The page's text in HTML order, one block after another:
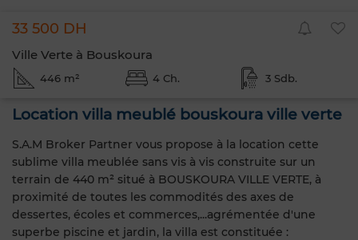
33 500 DH
Ville Verte à Bouskoura
446 m² 4 Ch. 3 Sdb.
Location villa meublé bouskoura ville verte
S.A.M Broker Partner vous propose à la location cette
sublime villa meublée sans vis à vis construite sur un
terrain de 440 m² situé à BOUSKOURA VILLE VERTE, à
proximité de toutes les commodités des axes de
dessertes, écoles et commerces,...agrémentée d'une
superbe piscine et jardin, la villa est constituée :